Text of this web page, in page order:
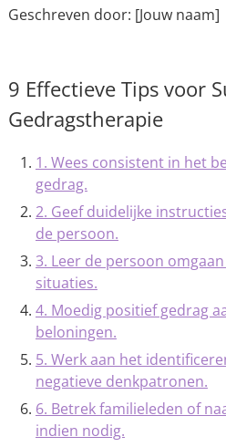
Geschreven door: [Jouw naam]
9 Effectieve Tips voor
Gedragstherapie
1. Wees consistent in het
gedrag.
2. Geef duidelijke
de persoon.
3. Leer de persoon
situaties.
4. Moedig positief gedrag
beloningen.
5. Werk aan het
negatieve denkpatronen.
6. Betrek familieleden of
indien nodig.